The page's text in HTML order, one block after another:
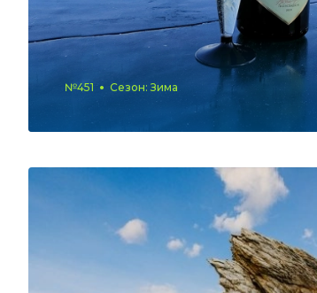
№451 Сезон: Зима